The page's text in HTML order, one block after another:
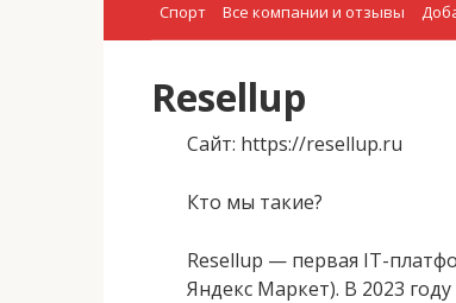
Спорт Все компании и отзывы
Resellup
Сайт: https://resellup.ru
Кто мы такие?
Resellup — первая IT-
Яндекс Маркет). В 2023